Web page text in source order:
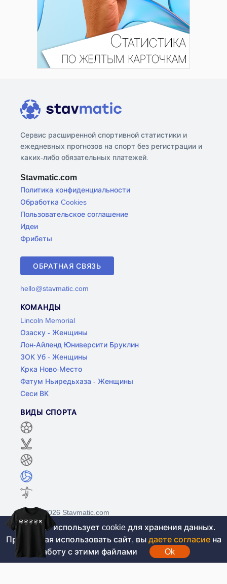
Сервис расширенной спортивной статистики и
ежедневных прогнозов на спорт без регистрации и
каких-либо обязательных платежей.
Stavmatic.com
Политика конфиденциальности
Обработка Cookies
Пользовательское соглашение
Идеи
Фрибеты
ОБРАТНАЯ СВЯЗЬ
hello@stavmatic.com
КОМАНДЫ
Lincoln Memorial
Озаску - Женщины
Лон-Айленд Юниверсити Бруклин
ЗОК Уб - Женщины
Крка Ново-Место
Фатум Ньиредьхаза - Женщины
Сеси ВК
ВИДЫ СПОРТА
©2017-2026 Stavmatic.com
Для лиц старше 18 лет. На сайте не
проводятся игры на денежные средства, вся
Этот сайт использует cookie для хранения данных.
Продолжая использовать сайт, вы даете согласие на
работу с этими файлами
Ok